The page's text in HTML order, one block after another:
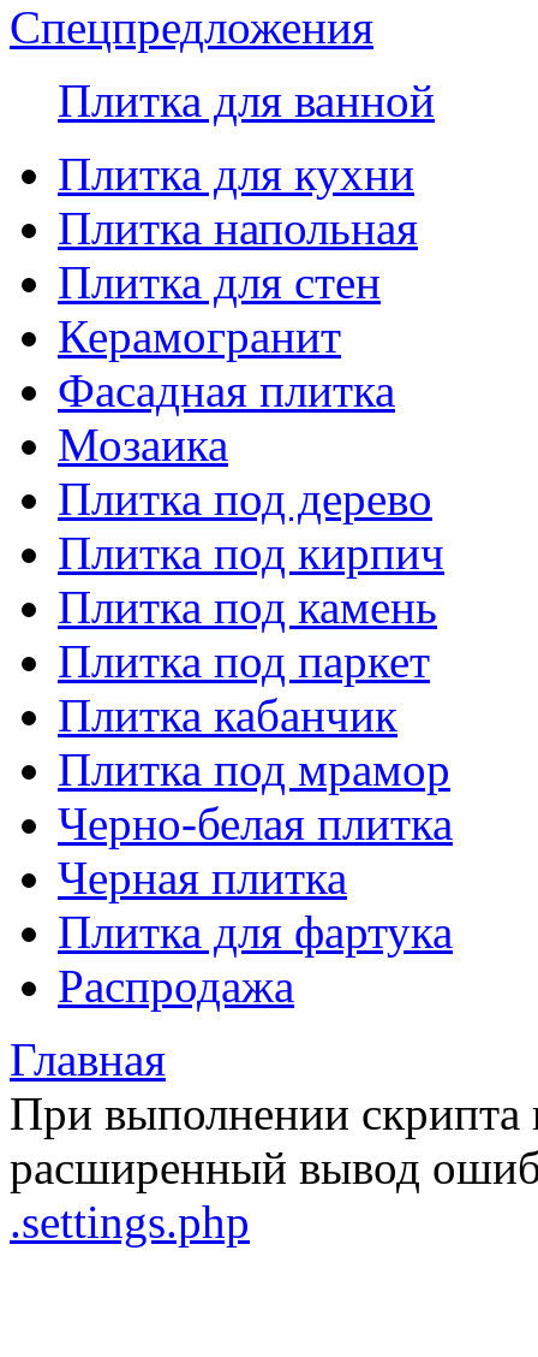
Спецпредложения
Плитка для ванной
Плитка для кухни
Плитка напольная
Плитка для стен
Керамогранит
Фасадная плитка
Мозаика
Плитка под дерево
Плитка под кирпич
Плитка под камень
Плитка под паркет
Плитка кабанчик
Плитка под мрамор
Черно-белая плитка
Черная плитка
Плитка для фартука
Распродажа
Главная
При выполнении
расширенный вывод
.settings.php